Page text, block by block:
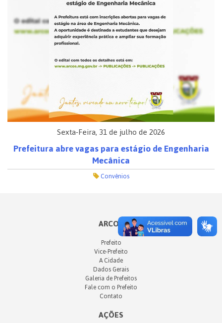
Sexta-Feira, 31 de julho de 2026
Prefeitura abre vagas para estágio de Engenharia
Mecânica
Convênios
ARCOS
Prefeito
Vice-Prefeito
A Cidade
Dados Gerais
Galeria de Prefeitos
Fale com o Prefeito
Contato
AÇÕES